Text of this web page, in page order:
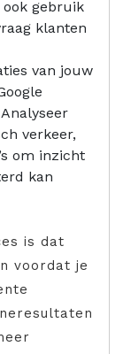
ook gebruik
klanten
van jouw
verkeer,
om inzicht
kan
is dat
voordat je